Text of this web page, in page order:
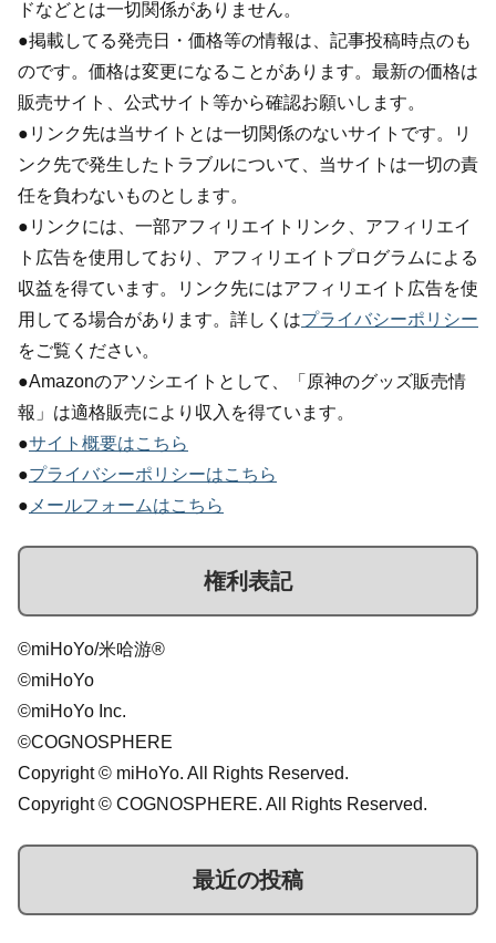
ドなどとは一切関係がありません。
●掲載してる発売日・価格等の情報は、記事投稿時点のも
のです。価格は変更になることがあります。最新の価格は
販売サイト、公式サイト等から確認お願いします。
●リンク先は当サイトとは一切関係のないサイトです。リ
ンク先で発生したトラブルについて、当サイトは一切の責
任を負わないものとします。
●リンクには、一部アフィリエイトリンク、アフィリエイ
ト広告を使用しており、アフィリエイトプログラムによる
収益を得ています。リンク先にはアフィリエイト広告を使
用してる場合があります。詳しくはプライバシーポリシー
をご覧ください。
●Amazonのアソシエイトとして、「原神のグッズ販売情
報」は適格販売により収入を得ています。
●サイト概要はこちら
●プライバシーポリシーはこちら
● メールフォームはこちら
権利表記
©miHoYo/米哈游®
©miHoYo
©miHoYo Inc.
©COGNOSPHERE
Copyright © miHoYo. All Rights Reserved.
Copyright © COGNOSPHERE. All Rights Reserved.
最近の投稿